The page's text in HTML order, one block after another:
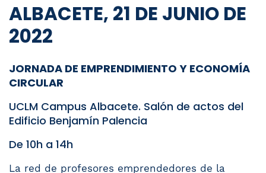
ALBACETE, 21 DE JUNIO DE
2022
JORNADA DE EMPRENDIMIENTO Y ECONOMÍA
CIRCULAR
UCLM Campus Albacete. Salón de actos del
Edificio Benjamín Palencia
De 10h a 14h
La red de profesores emprendedores de la